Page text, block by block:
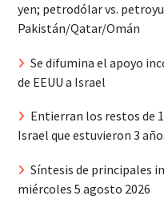
yen; petrodólar vs.
Pakistán/Qatar/Omán
Se difumina el apoyo
de EEUU a Israel
Entierran los restos de
Israel que estuvieron 3
Síntesis de principales
miércoles 5 agosto 2026